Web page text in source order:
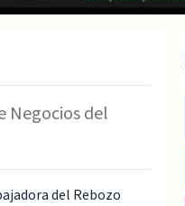
Negocios del
del Rebozo